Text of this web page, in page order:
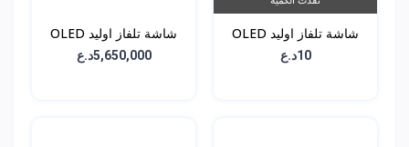
شاشة تلفاز اوليد OLED
10د.ع
شاشة تلفاز اوليد OLED
C4 - حجم 83 انش -5,650,000د.ع